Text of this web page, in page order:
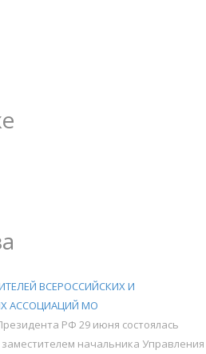
ВСЕРОССИЙСКИХ И
АССОЦИАЦИЙ МО
РФ 29 июня состоялась
начальника Управления